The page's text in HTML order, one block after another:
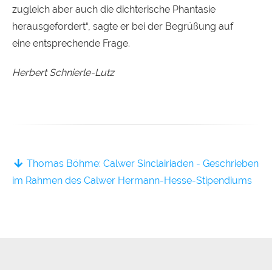
zugleich aber auch die dichterische Phantasie
herausgefordert“, sagte er bei der Begrüßung auf
eine entsprechende Frage.
Herbert Schnierle-Lutz
Thomas Böhme: Calwer Sinclairiaden - Geschrieben
im Rahmen des Calwer Hermann-Hesse-Stipendiums